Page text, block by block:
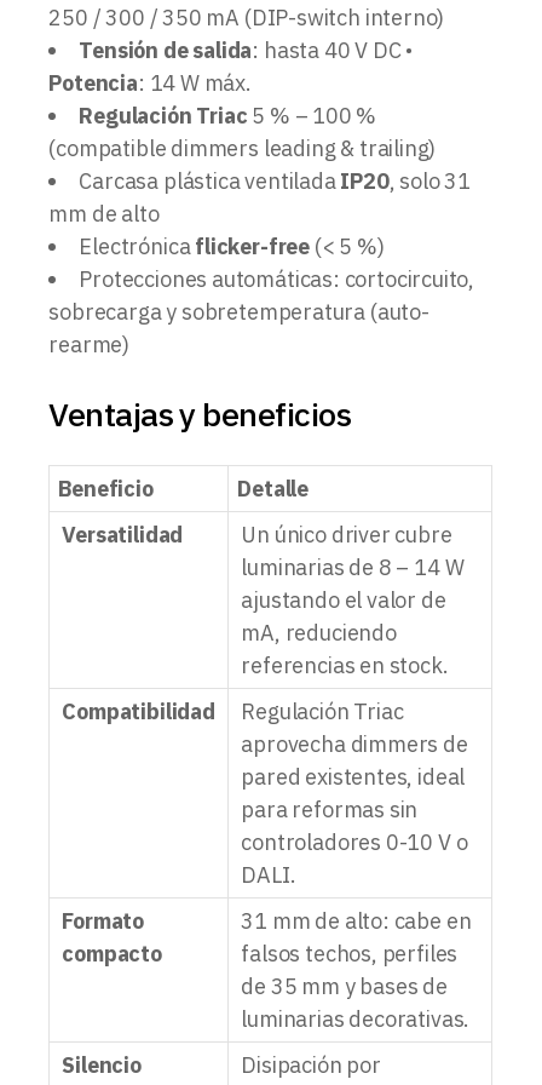
250 / 300 / 350 mA (DIP-switch interno)
Tensión de salida: hasta 40 V DC •
Potencia: 14 W máx.
Regulación Triac 5 % – 100 %
(compatible dimmers leading & trailing)
Carcasa plástica ventiladaIP20, solo 31
mm de alto
Electrónicaflicker-free (< 5 %)
Protecciones automáticas: cortocircuito,
sobrecarga y sobretemperatura (auto-
rearme)
Ventajas y beneficios
Beneficio
Detalle
Versatilidad
Un único driver cubre
luminarias de 8 – 14 W
ajustando el valor de
mA, reduciendo
referencias en stock.
Compatibilidad
Regulación Triac
aprovecha dimmers de
pared existentes, ideal
para reformas sin
controladores 0-10 V o
DALI.
Formato
compacto
31 mm de alto: cabe en
falsos techos, perfiles
de 35 mm y bases de
luminarias decorativas.
Silencio
Disipación por